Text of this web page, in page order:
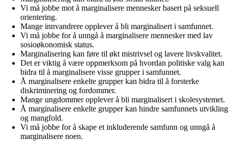
Vi må jobbe mot å marginalisere mennesker basert på seksuell
orientering.
Mange innvandrere opplever å bli marginalisert i samfunnet.
Vi må jobbe for å unngå å marginalisere mennesker med lav
sosioøkonomisk status.
Marginalisering kan føre til økt mistrivsel og lavere livskvalitet.
Det er viktig å være oppmerksom på hvordan politiske valg kan
bidra til å marginalisere visse grupper i samfunnet.
Å marginalisere enkelte grupper kan bidra til å forsterke
diskriminering og fordommer.
Mange ungdommer opplever å bli marginalisert i skolesystemet.
Å marginalisere enkelte grupper kan hindre samfunnets utvikling
og mangfold.
Vi må jobbe for å skape et inkluderende samfunn og unngå å
marginalisere noen.